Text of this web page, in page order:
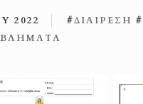
2022 #ΔΙΑΊΡΕΣΗ #